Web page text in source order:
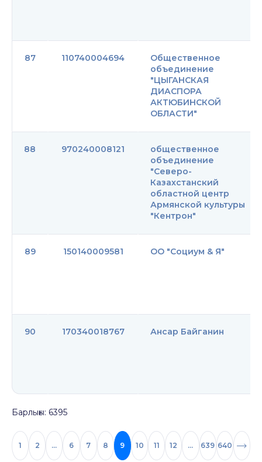
87 110740004694
Общественное
объединение
"ЦЫГАНСКАЯ
ДИАСПОРА
АКТЮБИНСКОЙ
ОБЛАСТИ"
88 970240008121
общественное
объединение
"Северо-
Казахстанский
областной центр
Армянской культуры
"Кентрон"
89 150140009581 ОО "Социум & Я"
90 170340018767 Ансар Байганин
Барлығы: 6395
1 2 ... 6 7 8 9 10 11 12 ... 639 640